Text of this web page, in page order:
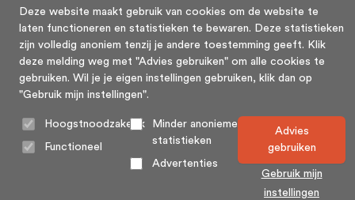
Deze website maakt gebruik van cookies om de website te
laten functioneren en statistieken te bewaren. Deze statistieken
zijn volledig anoniem tenzij je andere toestemming geeft. Klik
deze melding weg met "Advies gebruiken" om alle cookies te
gebruiken. Wil je je eigen instellingen gebruiken, klik dan op
"Gebruik mijn instellingen".
Hoogstnoodzakelijk
Functioneel
Minder anonieme
statistieken
Advertenties
Advies
gebruiken
Gebruik mijn
instellingen